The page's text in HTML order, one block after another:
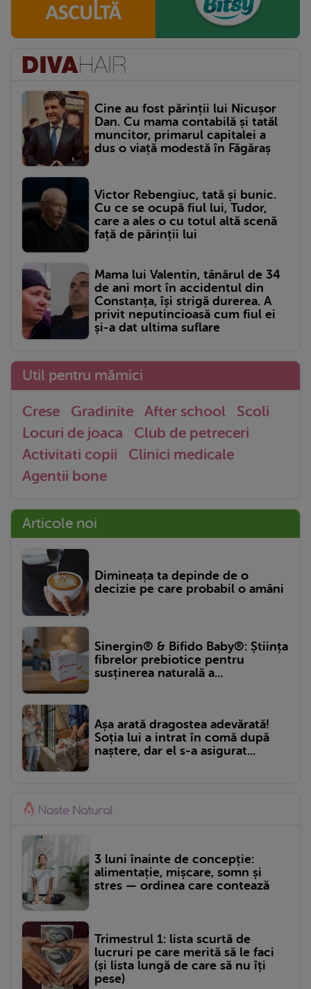
Cine au fost părinții lui Nicușor
Dan. Cu mama contabilă și tatăl
muncitor, primarul capitalei a
dus o viață modestă în Făgăraș
Victor Rebengiuc, tată și bunic.
Cu ce se ocupă fiul lui, Tudor,
care a ales o cu totul altă scenă
față de părinții lui
Mama lui Valentin, tânărul de 34
de ani mort în accidentul din
Constanța, își strigă durerea. A
privit neputincioasă cum fiul ei
și-a dat ultima suflare
Util pentru mămici
Crese Gradinite After school
Scoli
Locuri de joaca
Club de petreceri
Activitati copii
Clinici medicale
Agentii bone
Articole noi
Dimineața ta depinde de o
decizie pe care probabil o amâni
Sinergin® & Bifido Baby®: Știința
fibrelor prebiotice pentru
susținerea naturală a...
Așa arată dragostea adevărată!
Soția lui a intrat în comă după
naștere, dar el s-a asigurat...
3 luni înainte de concepție:
alimentație, mișcare, somn și
stres — ordinea care contează
Trimestrul 1: lista scurtă de
lucruri pe care merită să le faci
(și lista lungă de care să nu îți
pese)